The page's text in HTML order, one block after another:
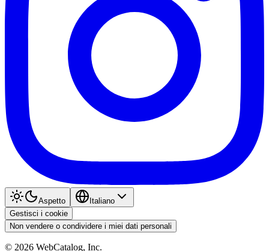
Aspetto
Italiano
Gestisci i cookie
Non vendere o condividere i miei dati personali
© 2026 WebCatalog, Inc.